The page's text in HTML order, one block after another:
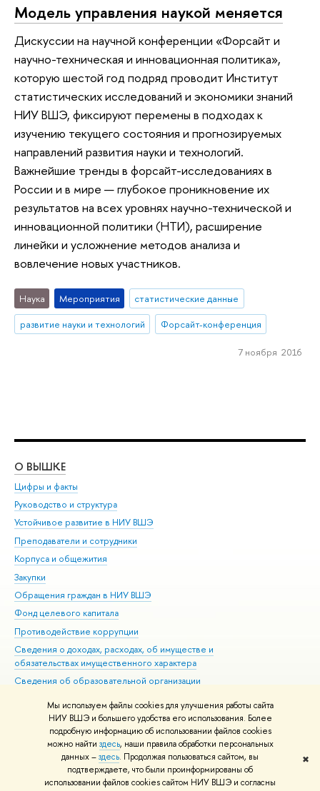
Мы используем файлы cookies для улучшения работы сайта
НИУ ВШЭ и большего удобства его использования. Более
подробную информацию об использовании файлов cookies
можно найти здесь, наши правила обработки персональных
данных –здесь. Продолжая пользоваться сайтом, вы
подтверждаете, что были проинформированы об
использовании файлов cookies сайтом НИУ ВШЭ и согласны
✖
Модель управления наукой меняется
Дискуссии на научной конференции «Форсайт и
научно-техническая и инновационная политика»,
которую шестой год подряд проводит Институт
статистических исследований и экономики знаний
НИУ ВШЭ, фиксируют перемены в подходах к
изучению текущего состояния и прогнозируемых
направлений развития науки и технологий.
Важнейшие тренды в форсайт-исследованиях в
России и в мире — глубокое проникновение их
результатов на всех уровнях научно-технической и
инновационной политики (НТИ), расширение
линейки и усложнение методов анализа и
вовлечение новых участников.
Наука Мероприятия
статистические данные
развитие науки и технологий
Форсайт-конференция
7 ноября 2016
О ВЫШКЕ
Цифры и факты
Руководство и структура
Устойчивое развитие в НИУ ВШЭ
Преподаватели и сотрудники
Корпуса и общежития
Закупки
Обращения граждан в НИУ ВШЭ
Фонд целевого капитала
Противодействие коррупции
Сведения о доходах, расходах, об имуществе и
обязательствах имущественного характера
Сведения об образовательной организации
Людям с ограниченными возможностями здоровья
Единая платежная страница
Работа в Вышке
© НИУ ВШЭ 1993–2026 Адреса и контакты Условия использования